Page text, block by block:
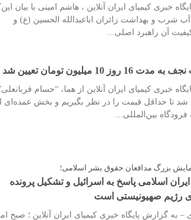
خبری کیمیای ایران آنلاین ، هاشم امینی با بیان
آب شرب و بهداشت زائران اباعبدالله الحسین (ع) و
کیفیت آن راهبرد اصلی...
روز 10 میلیون تومان تعیین شد
خبری کیمیای ایران آنلاین از هما، “حسام
شد تا حداقل قیمت را در نظر بگیریم و بخش عمده‌ای
فرودگاه بین‌المللی...
بزرگ مدافعان حقوق بشر اسلامی؛
اسلامی پاسخ به اسرائیل و تشکیل پرونده
رژیم صهیونیستی است
– به گزارش پایگاه خبری کیمیای ایران آنلاین ؛ صبح